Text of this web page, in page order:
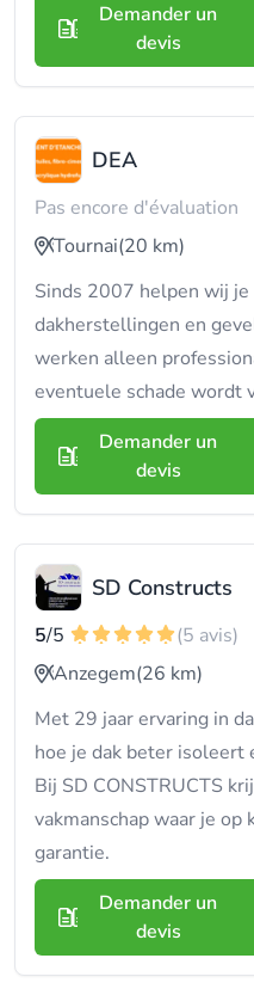
Demander un
devis
DEA
Pas encore d'évaluation
Tournai(20 km)
Sinds 2007 helpen wij
dakherstellingen en
werken alleen
eventuele schade wordt
Demander un
devis
SD Constructs
5/5
(5 avis)
Anzegem(26 km)
Met 29 jaar ervaring in
hoe je dak beter isoleert
Bij SD CONSTRUCTS
vakmanschap waar je
garantie.
Demander un
devis